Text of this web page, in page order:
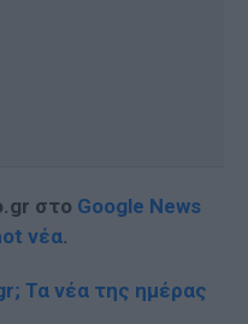
στο Google News
νέα.
Τα νέα της ημέρας